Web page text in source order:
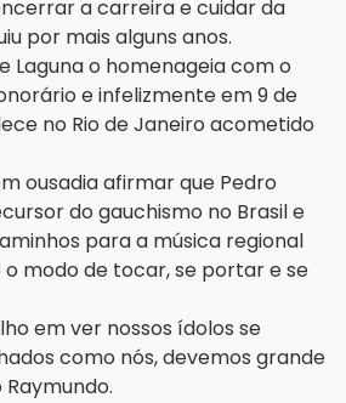
a carreira e cuidar da
por mais alguns anos.
Laguna o homenageia com o
e infelizmente em 9 de
no Rio de Janeiro acometido
ousadia afirmar que Pedro
do gauchismo no Brasil e
para a música regional
modo de tocar, se portar e se
em ver nossos ídolos se
como nós, devemos grande